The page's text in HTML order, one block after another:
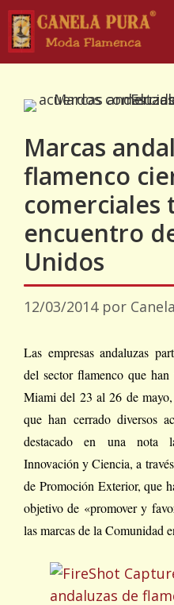
Saltar
contenido
Marcas
flamenco
comerciales
encuentro
Unidos
12/03/2014 por
Las empresas andaluzas
del sector flamenco que
Miami del 23 al 26 de
que han cerrado diversos
destacado en una nota
Innovación y Ciencia, a
de Promoción Exterior, que
objetivo de «promover y
las marcas de la Comunidad